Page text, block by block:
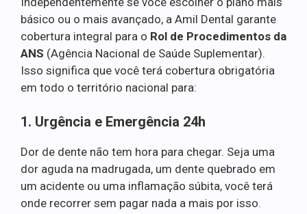
básico ou o mais avançado, a Amil Dental garante
cobertura integral para o Rol de Procedimentos da
ANS (Agência Nacional de Saúde Suplementar).
Isso significa que você terá cobertura obrigatória
em todo o território nacional para:
1. Urgência e Emergência 24h
Dor de dente não tem hora para chegar. Seja uma
dor aguda na madrugada, um dente quebrado em
um acidente ou uma inflamação súbita, você terá
onde recorrer sem pagar nada a mais por isso.